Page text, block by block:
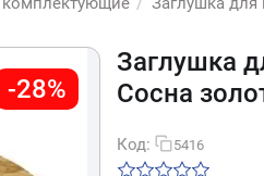
-28%
Заглушка
Сосна
Код: 5416